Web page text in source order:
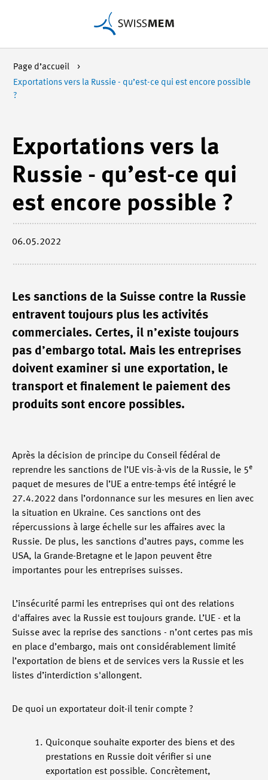
Page d’accueil
Exportations vers la Russie - qu’est-ce qui est encore possible
?
Exportations vers la
Russie - qu’est-ce qui
est encore possible ?
06.05.2022
Les sanctions de la Suisse contre la Russie
entravent toujours plus les activités
commerciales. Certes, il n’existe toujours
pas d’embargo total. Mais les entreprises
doivent examiner si une exportation, le
transport et finalement le paiement des
produits sont encore possibles.
Après la décision de principe du Conseil fédéral de
reprendre les sanctions de l’UE vis-à-vis de la Russie, le 5e
paquet de mesures de l’UE a entre-temps été intégré le
27.4.2022 dans l’ordonnance sur les mesures en lien avec
la situation en Ukraine. Ces sanctions ont des
répercussions à large échelle sur les affaires avec la
Russie. De plus, les sanctions d’autres pays, comme les
USA, la Grande-Bretagne et le Japon peuvent être
importantes pour les entreprises suisses.
L’insécurité parmi les entreprises qui ont des relations
d'affaires avec la Russie est toujours grande. L’UE - et la
Suisse avec la reprise des sanctions - n’ont certes pas mis
en place d’embargo, mais ont considérablement limité
l’exportation de biens et de services vers la Russie et les
listes d’interdiction s'allongent.
De quoi un exportateur doit-il tenir compte ?
Quiconque souhaite exporter des biens et des
prestations en Russie doit vérifier si une
exportation est possible. Concrètement,